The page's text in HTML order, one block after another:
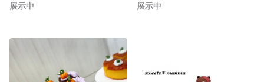
展示中
展示中